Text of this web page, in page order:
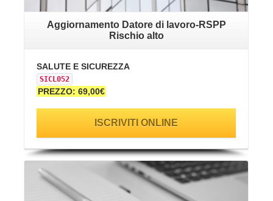
Aggiornamento Datore di lavoro-RSPP
Rischio alto
SALUTE E SICUREZZA
SICL052
PREZZO: 69,00€
ISCRIVITI ONLINE
VAI ALLA SCHEDA